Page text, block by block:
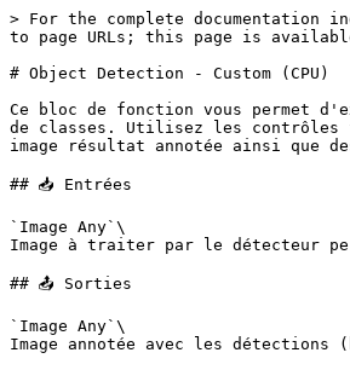
> For the complete documentation
to page URLs; this page is
# Object Detection - Custom (CPU)
Ce bloc de fonction vous permet
de classes. Utilisez les contrôles
image résultat annotée ainsi que
## 📥 Entrées
`Image Any`\
Image à traiter par le détecteur
## 📤 Sorties
`Image Any`\
Image annotée avec les